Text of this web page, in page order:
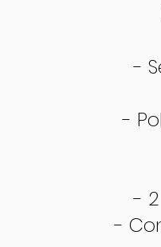
-
-
-
-